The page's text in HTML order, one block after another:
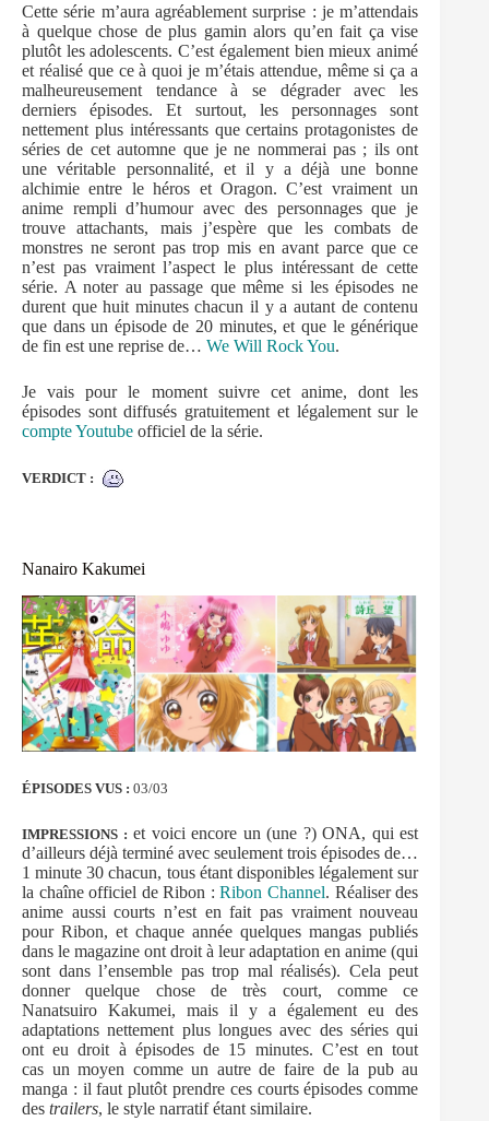
Cette série m’aura agréablement surprise : je m’attendais
à quelque chose de plus gamin alors qu’en fait ça vise
plutôt les adolescents. C’est également bien mieux animé
et réalisé que ce à quoi je m’étais attendue, même si ça a
malheureusement tendance à se dégrader avec les
derniers épisodes. Et surtout, les personnages sont
nettement plus intéressants que certains protagonistes de
séries de cet automne que je ne nommerai pas ; ils ont
une véritable personnalité, et il y a déjà une bonne
alchimie entre le héros et Oragon. C’est vraiment un
anime rempli d’humour avec des personnages que je
trouve attachants, mais j’espère que les combats de
monstres ne seront pas trop mis en avant parce que ce
n’est pas vraiment l’aspect le plus intéressant de cette
série. A noter au passage que même si les épisodes ne
durent que huit minutes chacun il y a autant de contenu
que dans un épisode de 20 minutes, et que le générique
de fin est une reprise de… We Will Rock You.
Je vais pour le moment suivre cet anime, dont les
épisodes sont diffusés gratuitement et légalement sur le
compte Youtube officiel de la série.
VERDICT :
Nanairo Kakumei
ÉPISODES VUS : 03/03
IMPRESSIONS : et voici encore un (une ?) ONA, qui est
d’ailleurs déjà terminé avec seulement trois épisodes de…
1 minute 30 chacun, tous étant disponibles légalement sur
la chaîne officiel de Ribon :Ribon Channel. Réaliser des
anime aussi courts n’est en fait pas vraiment nouveau
pour Ribon, et chaque année quelques mangas publiés
dans le magazine ont droit à leur adaptation en anime (qui
sont dans l’ensemble pas trop mal réalisés). Cela peut
donner quelque chose de très court, comme ce
Nanatsuiro Kakumei, mais il y a également eu des
adaptations nettement plus longues avec des séries qui
ont eu droit à épisodes de 15 minutes. C’est en tout
cas un moyen comme un autre de faire de la pub au
manga : il faut plutôt prendre ces courts épisodes comme
des trailers, le style narratif étant similaire.